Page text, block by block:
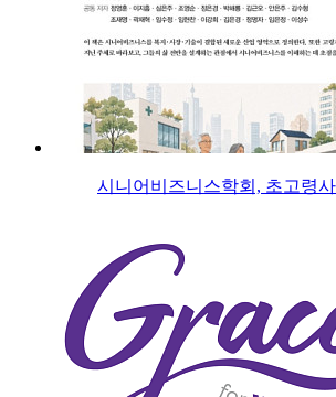
시니어비즈니스학회, 초고령